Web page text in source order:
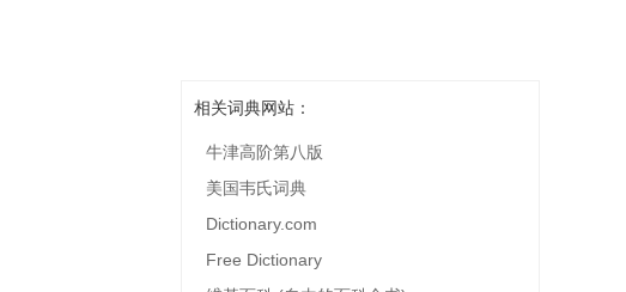
相关词典网站：
牛津高阶第八版
美国韦氏词典
Dictionary.com
Free Dictionary